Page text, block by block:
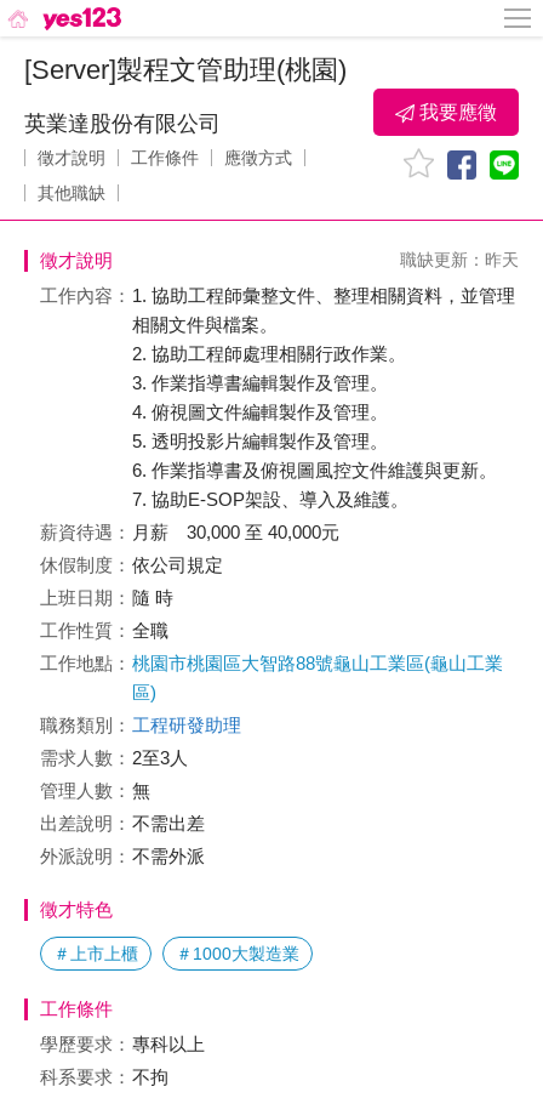
[Server]製程文管助理(桃園)
英業達股份有限公司
徵才說明 工作條件
應徵方式
其他職缺
我要應徵
徵才說明 職缺更新：昨天
工作內容： 1. 協助工程師彙整文件、整理相關資料，並管理
相關文件與檔案。
2. 協助工程師處理相關行政作業。
3. 作業指導書編輯製作及管理。
4. 俯視圖文件編輯製作及管理。
5. 透明投影片編輯製作及管理。
6. 作業指導書及俯視圖風控文件維護與更新。
7. 協助E-SOP架設、導入及維護。
薪資待遇： 月薪 30,000 至 40,000元
休假制度： 依公司規定
上班日期： 隨 時
工作性質： 全職
工作地點： 桃園市桃園區大智路88號龜山工業區(龜山工業
區)
職務類別： 工程研發助理
需求人數： 2至3人
管理人數： 無
出差說明： 不需出差
外派說明： 不需外派
徵才特色
＃上市上櫃 ＃1000大製造業
工作條件
學歷要求： 專科以上
科系要求： 不拘